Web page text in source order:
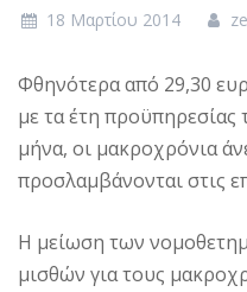
18 Μαρτίου 2014
Φθηνότερα από 29,30
με τα έτη προϋπηρεσίας
μήνα, οι μακροχρόνια
προσλαμβάνονται στις
Η μείωση των
μισθών για τους